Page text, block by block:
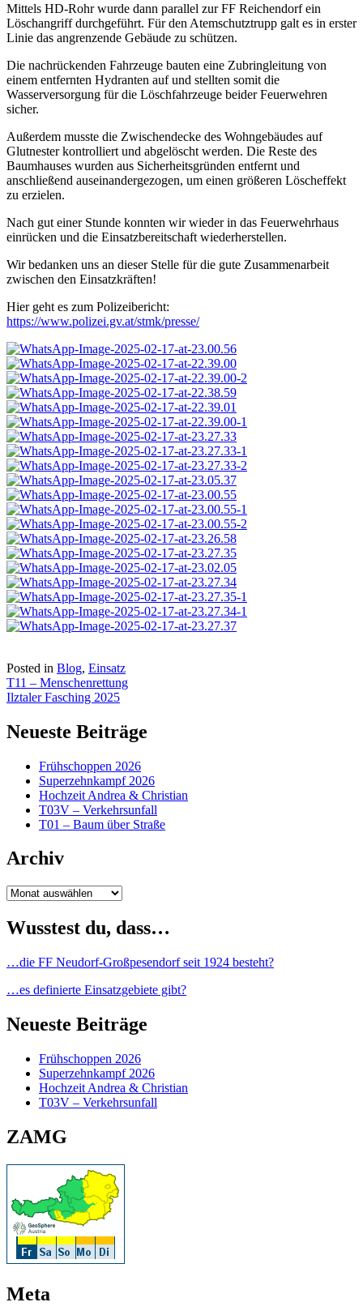
Mittels HD-Rohr wurde dann parallel zur FF Reichendorf ein
Löschangriff durchgeführt. Für den Atemschutztrupp galt es in erster
Linie das angrenzende Gebäude zu schützen.
Die nachrückenden Fahrzeuge bauten eine Zubringleitung von
einem entfernten Hydranten auf und stellten somit die
Wasserversorgung für die Löschfahrzeuge beider Feuerwehren
sicher.
Außerdem musste die Zwischendecke des Wohngebäudes auf
Glutnester kontrolliert und abgelöscht werden. Die Reste des
Baumhauses wurden aus Sicherheitsgründen entfernt und
anschließend auseinandergezogen, um einen größeren Löscheffekt
zu erzielen.
Nach gut einer Stunde konnten wir wieder in das Feuerwehrhaus
einrücken und die Einsatzbereitschaft wiederherstellen.
Wir bedanken uns an dieser Stelle für die gute Zusammenarbeit
zwischen den Einsatzkräften!
Hier geht es zum Polizeibericht:
https://www.polizei.gv.at/stmk/presse/
Posted in Blog, Einsatz
Beitragsnavigation
T11 – Menschenrettung
Ilztaler Fasching 2025
Neueste Beiträge
Frühschoppen 2026
Superzehnkampf 2026
Hochzeit Andrea & Christian
T03V – Verkehrsunfall
T01 – Baum über Straße
Archiv
Archiv
Wusstest du, dass…
…die FF Neudorf-Großpesendorf seit 1924 besteht?
…es definierte Einsatzgebiete gibt?
Neueste Beiträge
Frühschoppen 2026
Superzehnkampf 2026
Hochzeit Andrea & Christian
T03V – Verkehrsunfall
ZAMG
Meta